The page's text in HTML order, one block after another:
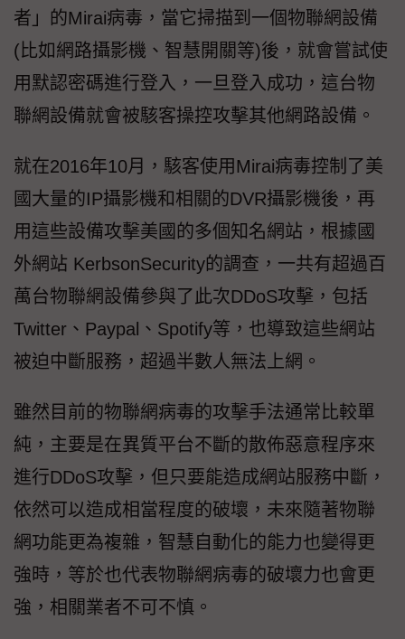
者」的Mirai病毒，當它掃描到一個物聯網設備
(比如網路攝影機、智慧開關等)後，就會嘗試使
用默認密碼進行登入，一旦登入成功，這台物
聯網設備就會被駭客操控攻擊其他網路設備。
就在2016年10月，駭客使用Mirai病毒控制了美
國大量的IP攝影機和相關的DVR攝影機後，再
用這些設備攻擊美國的多個知名網站，根據國
外網站 KerbsonSecurity的調查，一共有超過百
萬台物聯網設備參與了此次DDoS攻擊，包括
Twitter、Paypal、Spotify等，也導致這些網站
被迫中斷服務，超過半數人無法上網。
雖然目前的物聯網病毒的攻擊手法通常比較單
純，主要是在異質平台不斷的散佈惡意程序來
進行DDoS攻擊，但只要能造成網站服務中斷，
依然可以造成相當程度的破壞，未來隨著物聯
網功能更為複雜，智慧自動化的能力也變得更
強時，等於也代表物聯網病毒的破壞力也會更
強，相關業者不可不慎。